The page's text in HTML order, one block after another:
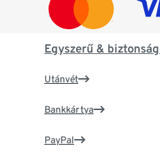
Egyszerű &
Utánvét
Bankkártya
PayPal